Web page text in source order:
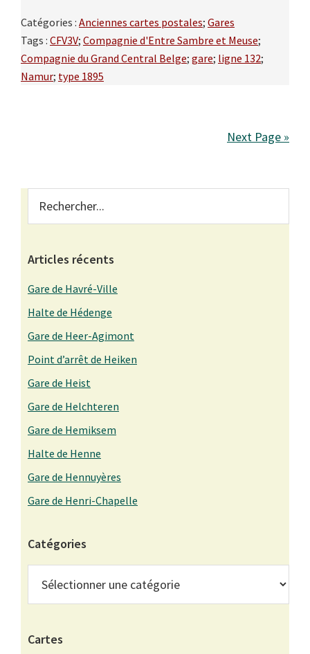
Catégories : Anciennes cartes postales; Gares
Tags : CFV3V; Compagnie d'Entre Sambre et Meuse;
Compagnie du Grand Central Belge; gare; ligne 132;
Namur; type 1895
Next Page »
Primary
Sidebar
Articles récents
Gare de Havré-Ville
Halte de Hédenge
Gare de Heer-Agimont
Point d’arrêt de Heiken
Gare de Heist
Gare de Helchteren
Gare de Hemiksem
Halte de Henne
Gare de Hennuyères
Gare de Henri-Chapelle
Catégories
Cartes